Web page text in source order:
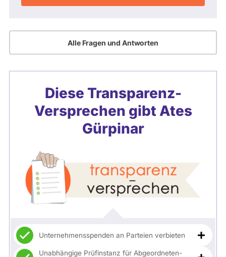
Alle Fragen und Antworten
Diese Transparenz-
Versprechen gibtAtes
Gürpinar
Unternehmensspenden an Parteien verbieten
Unabhängige Prüfinstanz für Abgeordneten-